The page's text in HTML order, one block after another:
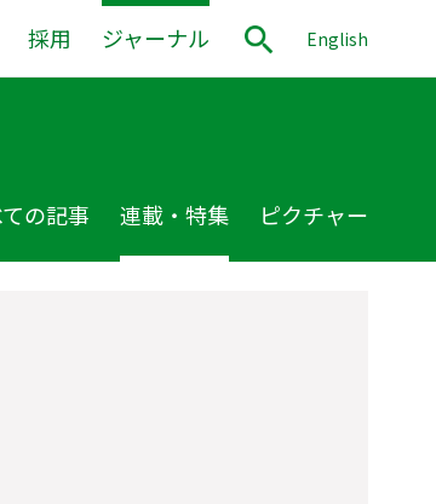
採用 ジャーナル English
の記事 連載・特集 ピクチャー